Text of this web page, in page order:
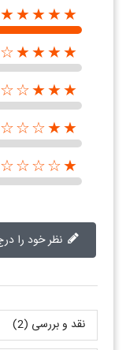
★★★★★
★★★★☆
★★★☆☆
★★☆☆☆
★☆☆☆☆
نقد و بررسی‌‌ (2)